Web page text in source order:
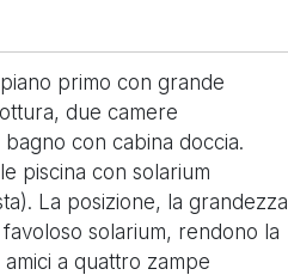
primo con grande
due camere
con cabina doccia.
piscina con solarium
La posizione, la grandezza
solarium, rendono la
a quattro zampe